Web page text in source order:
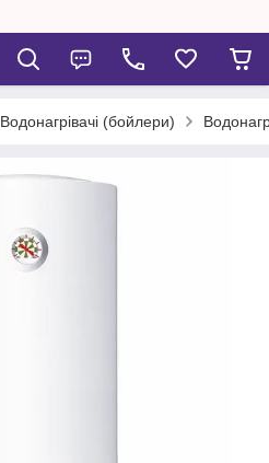
Водонагрівачі (бойлери)